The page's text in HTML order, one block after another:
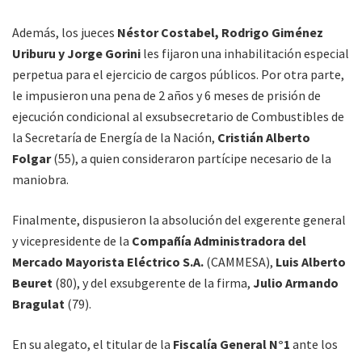
Además, los jueces Néstor Costabel, Rodrigo Giménez
Uriburu y Jorge Gorini les fijaron una inhabilitación especial
perpetua para el ejercicio de cargos públicos. Por otra parte,
le impusieron una pena de 2 años y 6 meses de prisión de
ejecución condicional al exsubsecretario de Combustibles de
la Secretaría de Energía de la Nación, Cristián Alberto
Folgar(55), a quien consideraron partícipe necesario de la
maniobra.
Finalmente, dispusieron la absolución del exgerente general
y vicepresidente de la Compañía Administradora del
Mercado Mayorista Eléctrico S.A. (CAMMESA), Luis Alberto
Beuret (80), y del exsubgerente de la firma, Julio Armando
Bragulat (79).
En su alegato, el titular de la Fiscalía General N°1 ante los